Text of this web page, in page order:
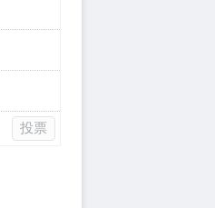
投票